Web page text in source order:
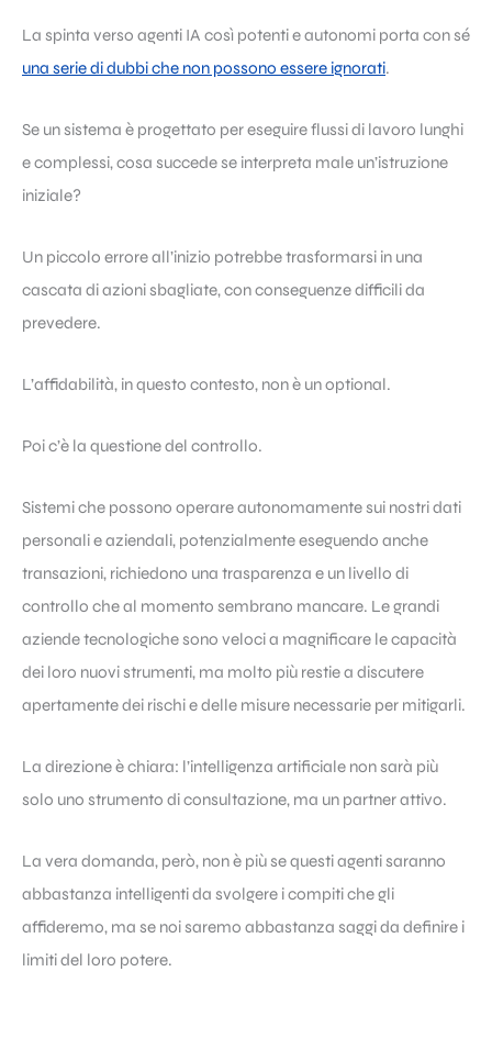
La spinta verso agenti IA così potenti e autonomi porta con sé
una serie di dubbi che non possono essere ignorati.
Se un sistema è progettato per eseguire flussi di lavoro lunghi
e complessi, cosa succede se interpreta male un’istruzione
iniziale?
Un piccolo errore all’inizio potrebbe trasformarsi in una
cascata di azioni sbagliate, con conseguenze difficili da
prevedere.
L’affidabilità, in questo contesto, non è un optional.
Poi c’è la questione del controllo.
Sistemi che possono operare autonomamente sui nostri dati
personali e aziendali, potenzialmente eseguendo anche
transazioni, richiedono una trasparenza e un livello di
controllo che al momento sembrano mancare. Le grandi
aziende tecnologiche sono veloci a magnificare le capacità
dei loro nuovi strumenti, ma molto più restie a discutere
apertamente dei rischi e delle misure necessarie per mitigarli.
La direzione è chiara: l’intelligenza artificiale non sarà più
solo uno strumento di consultazione, ma un partner attivo.
La vera domanda, però, non è più se questi agenti saranno
abbastanza intelligenti da svolgere i compiti che gli
affideremo, ma se noi saremo abbastanza saggi da definire i
limiti del loro potere.